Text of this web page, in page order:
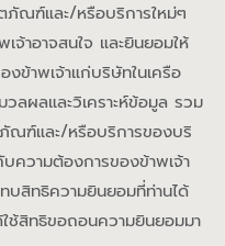
ณฑ์และ/หรือบริการใหม่ๆ
จ้าอาจสนใจ และยินยอมให้
ข้าพเจ้าแก่บริษัทในเครือ
ลผลและวิเคราะห์ข้อมูล รวม
ฑ์และ/หรือบริการของบริ
บความต้องการของข้าพเจ้า
บสิทธิความยินยอมที่ท่านได้
ใช้สิทธิขอถอนความยินยอมมา